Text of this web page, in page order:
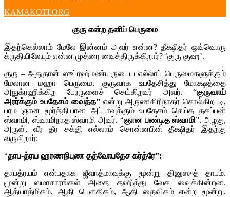
KAMAKOTI.ORG
குரு என்ற தனிப் பெருமை
இதற்கெல்லாம் மேலே இன்னம் அவர் என்ன? தீக்ஷிதர் ஒவ்வொரு
க்ருதியிலேயும் என்ன முத்ரை வைத்திருக்கிறார்? ‘குரு குஹ’.
குரு – அதுதான் ஸுப்ரஹ்மண்யருடைய எல்லாப் பெருமைகளுக்கும்
மேலான மஹா பெருமை. குருவாக உபதேசித்து மோக்ஷத்தை
அநுக்ரஹிக்கிற பேரருளைச் செய்கிறவர் அவர். “குருவாய்
அரர்க்கும் உபதேசம் வைத்த”என்று அருணகிரிநாதர் சொல்கிறபடி,
பரம ஞான மூர்த்தியான அப்பாவுக்கும் உபதேசம் செய்த தகப்பன்
ஸ்வாமி, ஸ்வாமிநாத ஸ்வாமி அவர். “ஞான பண்டித ஸ்வாமி”. அழகு,
அருள், வீர தீர சக்தி எல்லாம் சொன்னபின் தீக்ஷிதர் இதற்கு
வருகிறார்:
“தாப-த்ரய ஹரணநிபுண தத்வோபதேச கர்த்ரே”:
தாபத்ரயம் என்பதாக ஜீவாத்மாவுக்கு மூன்று தினுஸுத் தாபம்.
மூன்று ஸமாசாரங்கள் அதை தஹித்து வேக வைக்கின்றன.
ஆத்யாத்மிகம், ஆதி பௌதிகம், ஆதி தைவிகம் என்ற மூன்று.